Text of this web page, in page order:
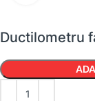
Ductilometru